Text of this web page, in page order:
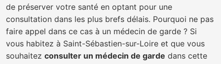
de préserver votre santé en optant pour une
consultation dans les plus brefs délais. Pourquoi ne pas
faire appel dans ce cas à un médecin de garde ? Si
vous habitez à Saint-Sébastien-sur-Loire et que vous
souhaitez consulter un médecin de garde dans cette